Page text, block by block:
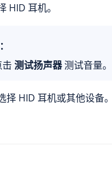
HID 耳机。
测试扬声器测试音量。
择 HID 耳机或其他设备